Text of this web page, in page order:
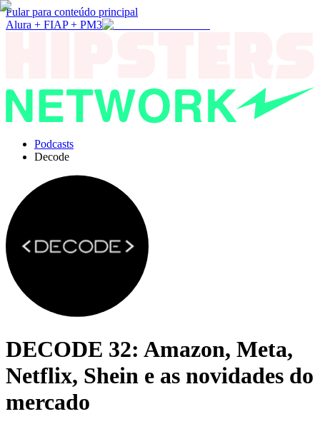
Pular para conteúdo principal
Alura + FIAP + PM3
Podcasts
Decode
DECODE 32: Amazon, Meta,
Netflix, Shein e as novidades do
mercado